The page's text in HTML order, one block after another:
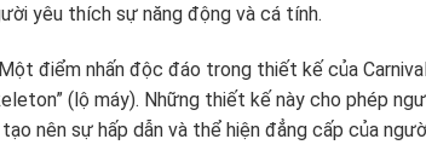
yêu thích sự năng động và cá tính.
Một điểm nhấn độc đáo trong thiết kế của
(lộ máy). Những thiết kế này cho phép
nên sự hấp dẫn và thể hiện đẳng cấp của